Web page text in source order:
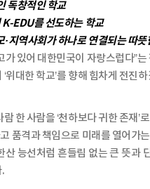
독창적인 학교
EDU를 선도하는 학교
·지역사회가 하나로 연결되는 따
가 있어 대한민국이 자랑스럽다”
위대한 학교’를 향해 힘차게 전진
한 사람을 ‘천하보다 귀한 존재’
품격과 책임으로 미래를 열어가
산 능선처럼 흔들림 없는 큰 뜻과